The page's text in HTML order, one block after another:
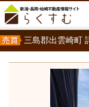
三島郡出雲崎町